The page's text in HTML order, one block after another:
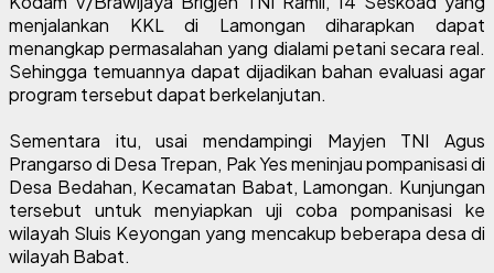
menjalankan KKL di Lamongan diharapkan dapat
menangkap permasalahan yang dialami petani secara real.
Sehingga temuannya dapat dijadikan bahan evaluasi agar
program tersebut dapat berkelanjutan.
Sementara itu, usai mendampingi Mayjen TNI Agus
Prangarso di Desa Trepan, Pak Yes meninjau pompanisasi di
Desa Bedahan, Kecamatan Babat, Lamongan. Kunjungan
tersebut untuk menyiapkan uji coba pompanisasi ke
wilayah Sluis Keyongan yang mencakup beberapa desa di
wilayah Babat.